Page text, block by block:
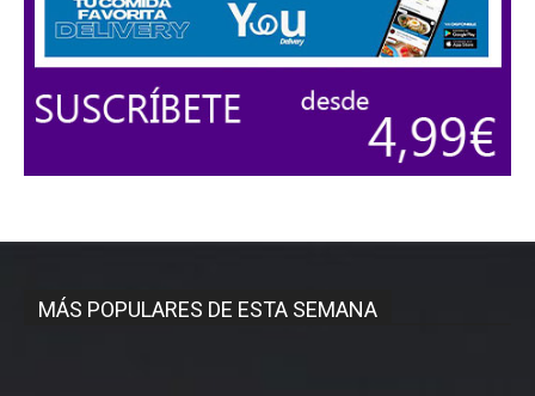
MÁS POPULARES DE ESTA SEMANA